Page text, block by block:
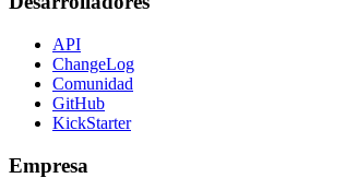
API
ChangeLog
Comunidad
GitHub
KickStarter
Empresa